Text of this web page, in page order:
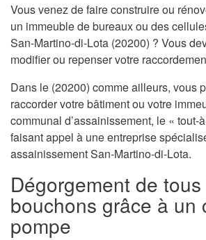
Vous venez de faire construire ou
un immeuble de bureaux ou des
San-Martino-di-Lota (20200) ? Vous
modifier ou repenser votre
Dans le (20200) comme ailleurs, vous
raccorder votre bâtiment ou votre
communal d’assainissement, le « tout-
faisant appel à une entreprise
assainissement San-Martino-di-Lota.
Dégorgement de
bouchons grâce à un
pompe